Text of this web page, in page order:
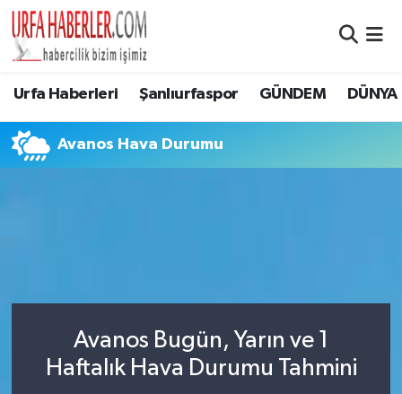
Urfa Haberleri Şanlıurfaspor GÜNDEM DÜNYA
Avanos Hava Durumu
Avanos Bugün, Yarın ve 1
Haftalık Hava Durumu Tahmini
Şanlıurfa Nöbetçi Eczaneler
Son Dakika Haberleri